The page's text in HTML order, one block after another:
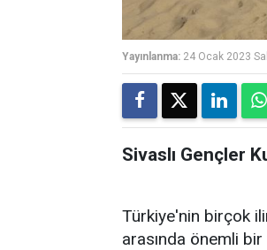
Yayınlanma: 24 Ocak 2023
Sivaslı Gençler
Türkiye'nin birçok
arasında önemli